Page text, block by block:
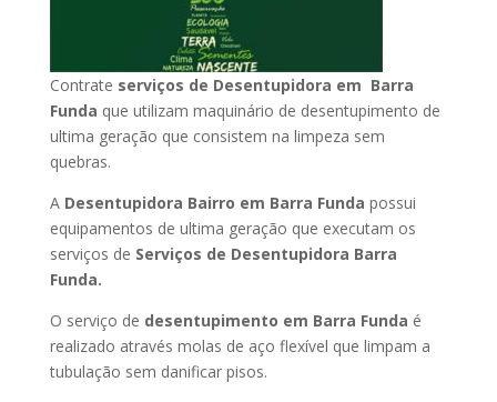
Contrate serviços de Desentupidora em Barra
Funda que utilizam maquinário de desentupimento de
ultima geração que consistem na limpeza sem
quebras.
A Desentupidora Bairro em Barra Funda possui
equipamentos de ultima geração que executam os
serviços de Serviços de Desentupidora Barra
Funda.
O serviço de desentupimento em Barra Funda é
realizado através molas de aço flexível que limpam a
tubulação sem danificar pisos.